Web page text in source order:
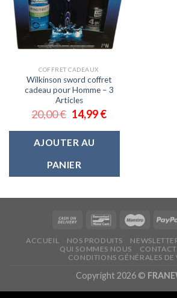
COFFRET CADEAUX
Wilkinson sword coffret
cadeau pour Homme – 3
Articles
20,00€ 14,99€
AJOUTER AU
PANIER
ACCUEIL NOS PRODUITS
QUI SOMMES NOUS
CONDITIONS GÉNÉRALES DE
Copyright 2026 ©